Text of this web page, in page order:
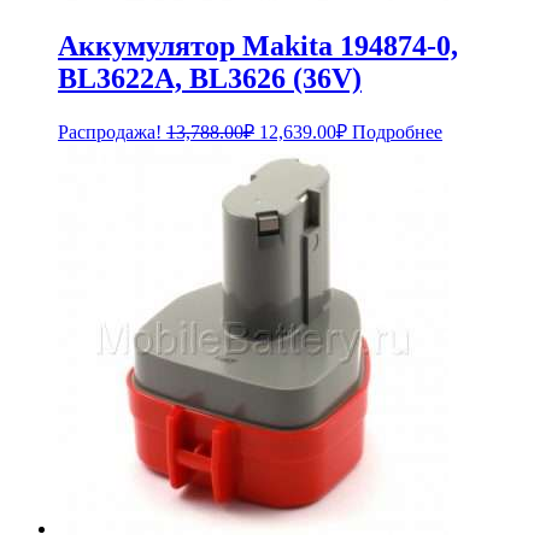
Аккумулятор Makita 194874-0,
BL3622A, BL3626 (36V)
Распродажа! 13,788.00₽ Первоначальная
составляла
13,788.00₽.
12,639.00₽Текущая
Подробнее